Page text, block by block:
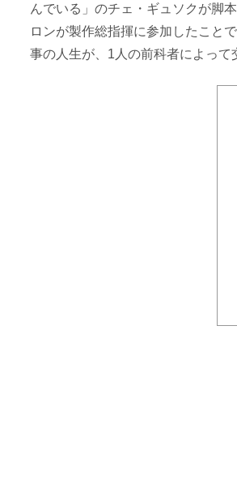
んでいる」のチェ・ギュソクが脚
ロンが製作総指揮に参加したこと
事の人生が、1人の前科者によって